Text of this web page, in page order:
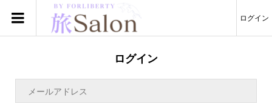
ログイン
ログイン